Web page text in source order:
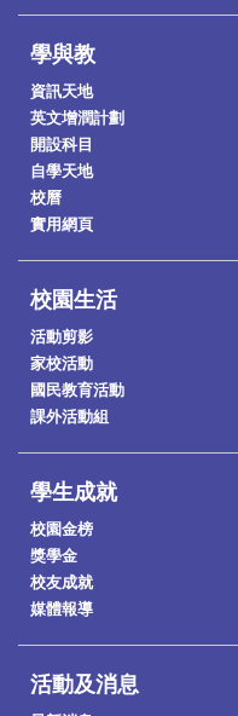
學與教
資訊天地
英文增潤計劃
開設科目
自學天地
校曆
實用網頁
校園生活
活動剪影
家校活動
國民教育活動
課外活動組
學生成就
校園金榜
獎學金
校友成就
媒體報導
活動及消息